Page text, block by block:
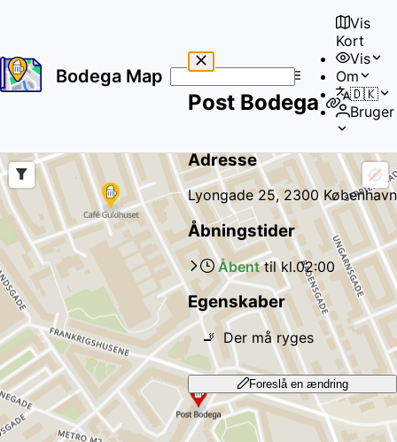
Bodega Map
results
Vis
Kort
Vis
Om
🇩🇰
Bruger
Post Bodega
Adresse
Lyongade 25, 2300 København
Åbningstider
Åbenttil kl.02:00
Egenskaber
🚬 Der må ryges
Foreslå en ændring